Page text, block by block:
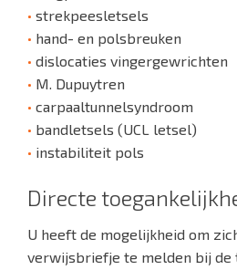
• strekpeesletsels
• hand- en polsbreuken
• dislocaties vingergewrichten
• M. Dupuytren
• carpaaltunnelsyndroom
• bandletsels (UCL letsel)
• instabiliteit pols
Directe
U heeft de mogelijkheid om
verwijsbriefje te melden bij de